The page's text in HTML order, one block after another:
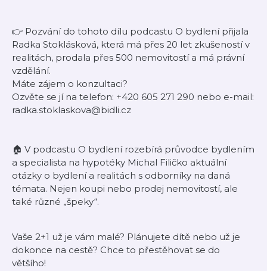
👉 Pozvání do tohoto dílu podcastu O bydlení přijala
Radka Stoklásková, která má přes 20 let zkušeností v
realitách, prodala přes 500 nemovitostí a má právní
vzdělání.
Máte zájem o konzultaci?
Ozvěte se jí na telefon: +420 605 271 290 nebo e-mail:
radka.stoklaskova@bidli.cz
🏠 V podcastu O bydlení rozebírá průvodce bydlením
a specialista na hypotéky Michal Filičko aktuální
otázky o bydlení a realitách s odborníky na daná
témata. Nejen koupi nebo prodej nemovitostí, ale
také různé „špeky“.
Vaše 2+1 už je vám malé? Plánujete dítě nebo už je
dokonce na cestě? Chce to přestěhovat se do
většího!